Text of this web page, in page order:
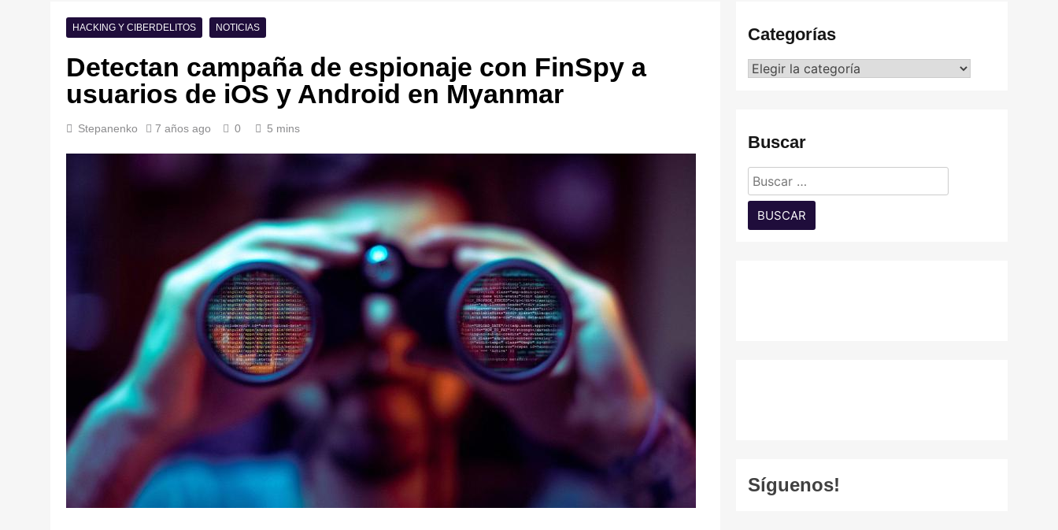
HACKING Y CIBERDELITOS NOTICIAS
Detectan campaña de espionaje con FinSpy a
usuarios de iOS y Android en Myanmar
Stepanenko 7 años ago 0 5 mins
Categorías
Categorías
Buscar
Buscar:
Síguenos!